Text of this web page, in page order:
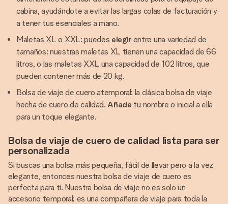
cabina, ayudándote a evitar las largas colas de facturación y
a tener tus esenciales a mano.
Maletas XL o XXL: puedes elegir entre una variedad de
tamaños: nuestras maletas XL tienen una capacidad de 66
litros, o las maletas XXL una capacidad de 102 litros, que
pueden contener más de 20 kg.
Bolsa de viaje de cuero atemporal: la clásica bolsa de viaje
hecha de cuero de calidad.Añade tu nombre o inicial a ella
para un toque elegante.
Bolsa de viaje de cuero de calidad lista para ser
personalizada
Si buscas una bolsa más pequeña, fácil de llevar pero a la vez
elegante, entonces nuestra bolsa de viaje de cuero es
perfecta para ti. Nuestra bolsa de viaje no es solo un
accesorio temporal; es una compañera de viaje para toda la